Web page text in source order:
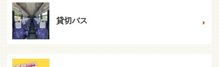
貸切バス